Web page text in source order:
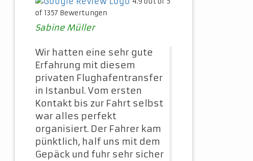
of 1357 Bewertungen
Sabine Müller
Wir hatten eine sehr gute
Erfahrung mit diesem
privaten Flughafentransfer
in Istanbul. Vom ersten
Kontakt bis zur Fahrt selbst
war alles perfekt
organisiert. Der Fahrer kam
pünktlich, half uns mit dem
Gepäck und fuhr sehr sicher